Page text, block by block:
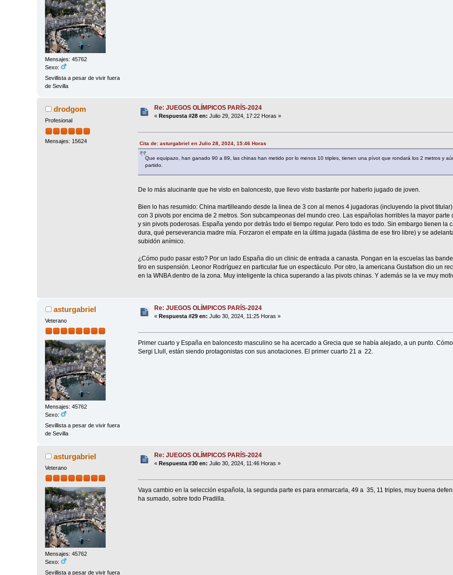
Mensajes: 45762
Sexo:
Sevillista a pesar de vivir fuera
de Sevilla
drodgom
Profesional
Mensajes: 15624
Re: JUEGOS OLÍMPICOS PARÍS-2024
« Respuesta #28 en: Julio 29, 2024, 17:22 Horas »
Cita de: asturgabriel en Julio 28, 2024, 15:46 Horas
Que equipazo, han ganado 90 a 89, las chinas han metido por lo menos 10 triples, tienen una pívot que rondará los 2 metros y
partido.
De lo más alucinante que he visto en baloncesto, que llevo visto bastante por haberlo jugado de joven.
Bien lo has resumido: China martilleando desde la linea de 3 con al menos 4 jugadoras (incluyendo la pivot
con 3 pivots por encima de 2 metros. Son subcampeonas del mundo creo. Las españolas horribles la mayor parte
y sin pivots poderosas. España yendo por detrás todo el tiempo regular. Pero todo es todo. Sin embargo tienen la
dura, qué perseverancia madre mía. Forzaron el empate en la última jugada (lástima de ese tiro libre) y se
subidón anímico.
¿Cómo pudo pasar esto? Por un lado España dio un clinic de entrada a canasta. Pongan en la escuelas las
tiro en suspensión. Leonor Rodríguez en particular fue un espectáculo. Por otro, la americana Gustafson dio un
en la WNBA dentro de la zona. Muy inteligente la chica superando a las pivots chinas. Y además se la ve muy
asturgabriel
Veterano
Mensajes: 45762
Sexo:
Sevillista a pesar de vivir fuera
de Sevilla
Re: JUEGOS OLÍMPICOS PARÍS-2024
«Respuesta #29 en: Julio 30, 2024, 11:25 Horas »
Primer cuarto y España en baloncesto masculino se ha acercado a Grecia que se había alejado, a un punto.
Sergi Llull, están siendo protagonistas con sus anotaciones. El primer cuarto 21 a 22.
asturgabriel
Veterano
Mensajes: 45762
Sexo:
Sevillista a pesar de vivir fuera
Re: JUEGOS OLÍMPICOS PARÍS-2024
«Respuesta #30 en: Julio 30, 2024, 11:46 Horas »
Vaya cambio en la selección española, la segunda parte es para enmarcarla, 49 a 35, 11 triples, muy buena
ha sumado, sobre todo Pradilla.